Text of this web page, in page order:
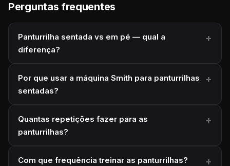
Perguntas frequentes
Panturrilha sentada vs em pé — qual a
diferença?
Por que usar a máquina Smith para panturrilhas
sentadas?
Quantas repetições fazer para as
panturrilhas?
Com que frequência treinar as panturrilhas?